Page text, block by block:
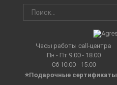
Часы работы call-центра
Пн - Пт 9.00 - 18.00
Сб 10.00 - 15.00
⭐Подарочные сертификаты